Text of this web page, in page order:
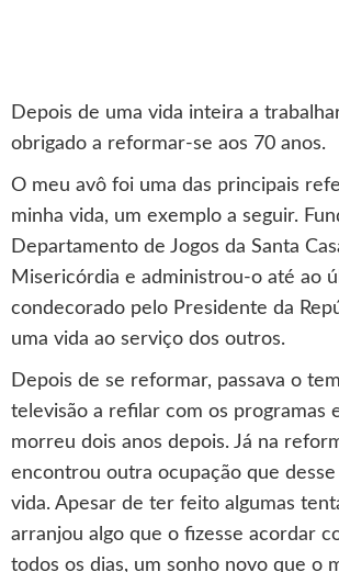
Depois de uma vida inteira a
obrigado a reformar-se aos 70 anos.
O meu avô foi uma das principais
minha vida, um exemplo a seguir.
Departamento de Jogos da Santa
Misericórdia e administrou-o até ao
condecorado pelo Presidente da
uma vida ao serviço dos outros.
Depois de se reformar, passava o
televisão a refilar com os programas
morreu dois anos depois. Já na
encontrou outra ocupação que
vida. Apesar de ter feito algumas
arranjou algo que o fizesse acordar
todos os dias, um sonho novo que o